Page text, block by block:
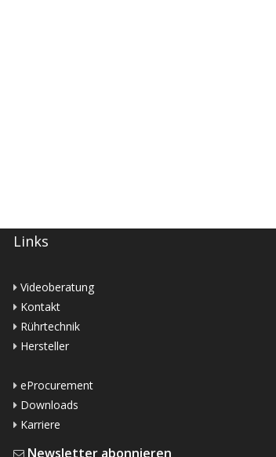
Links
Videoberatung
Kontakt
Rührtechnik
Hersteller
eProcurement
Downloads
Karriere
Newsletter abonnieren